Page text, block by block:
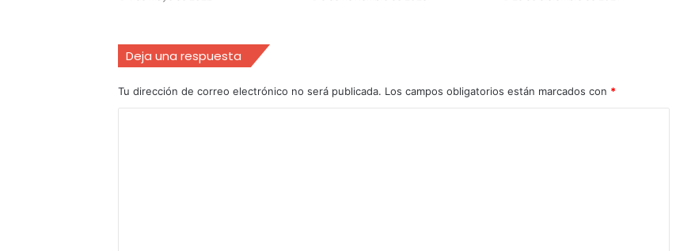
Deja una respuesta
Tu dirección de correo electrónico no será publicada. Los campos obligatorios están marcados con *